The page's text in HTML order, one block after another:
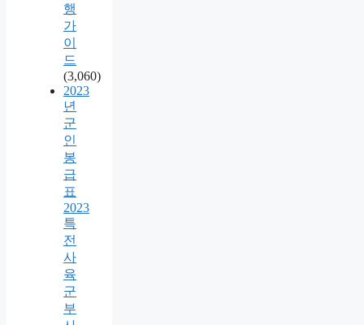
행
가
이
드
(3,060)
2023
년
군
인
봉
급
표
2023
특
전
사
육
군
부